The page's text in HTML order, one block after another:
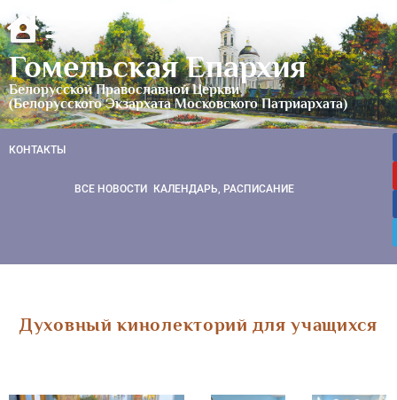
Гомельская Епархия
Белорусской Православной Церкви
(Белорусского Экзархата Московского Патриархата)
КОНТАКТЫ
ВСЕ НОВОСТИ КАЛЕНДАРЬ, РАСПИСАНИЕ
Духовный кинолекторий для учащихся